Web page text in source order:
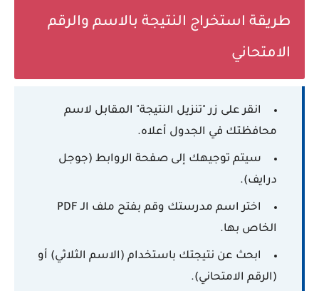
طريقة استخراج النتيجة بالاسم والرقم
الامتحاني
انقر على زر "تنزيل النتيجة" المقابل لاسم
محافظتك في الجدول أعلاه.
سيتم توجيهك إلى صفحة الروابط (جوجل
درايف).
اختر اسم مدرستك وقم بفتح ملف الـ PDF
الخاص بها.
ابحث عن نتيجتك باستخدام (الاسم الثلاثي) أو
(الرقم الامتحاني).